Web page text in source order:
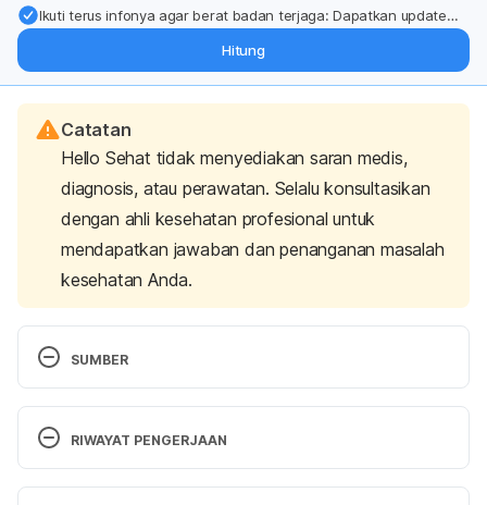
Ikuti terus infonya agar berat badan terjaga: Dapatkan update
Hitung
Catatan
Hello Sehat tidak menyediakan saran medis,
diagnosis, atau perawatan. Selalu konsultasikan
dengan ahli kesehatan profesional untuk
mendapatkan jawaban dan penanganan masalah
kesehatan Anda.
SUMBER
Januvia. https://www.webmd.com/drugs/2/drug-
145704/januvia-oral/details. Diakses 3 Agustus
2018.
RIWAYAT PENGERJAAN